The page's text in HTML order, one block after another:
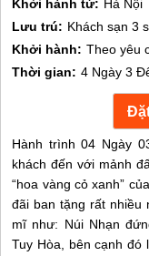
Khởi hành từ: Hà Nội
Lưu trú: Khách sạn 3
Khởi hành: Theo yêu
Thời gian: 4 Ngày 3
Hành trình 04 Ngày
khách đến với mảnh
“hoa vàng cỏ xanh”
đãi ban tặng rất nhiều
mĩ như: Núi Nhạn
Tuy Hòa, bên cạnh đó